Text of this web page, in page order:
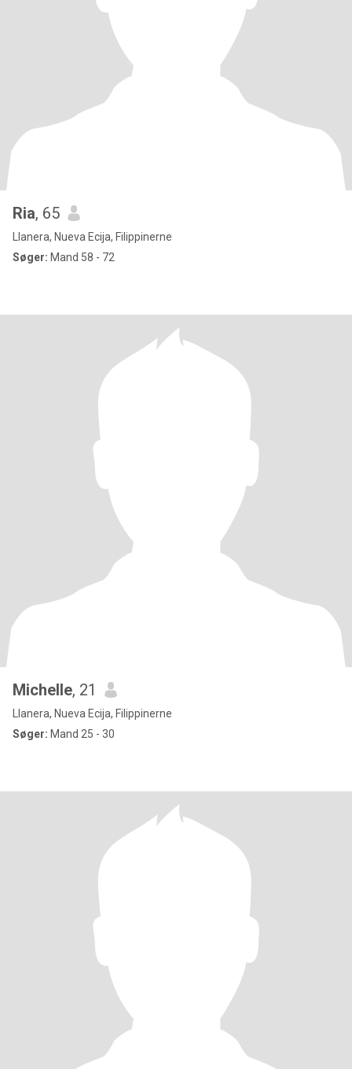
Ria, 65
Llanera, Nueva Ecija, Filippinerne
Søger: Mand 58 - 72
Michelle, 21
Llanera, Nueva Ecija, Filippinerne
Søger: Mand 25 - 30